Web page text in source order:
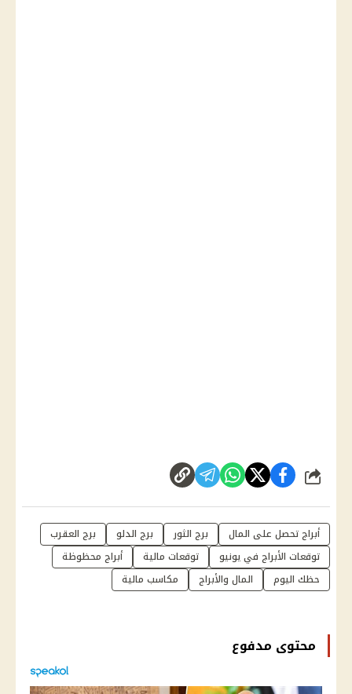
شارك
أبراج تحصل على المال برج الثور برج الدلو
برج العقرب
توقعات الأبراج في يونيو
توقعات مالية
أبراج محظوظة
حظك اليوم
المال والأبراج مكاسب مالية
محتوى مدفوع